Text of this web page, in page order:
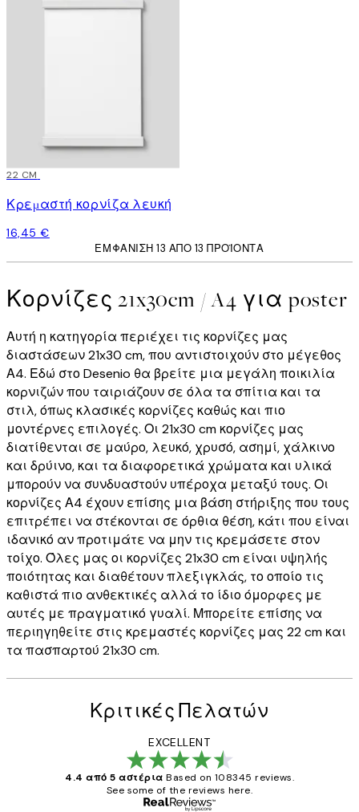
22 CM
Κρεμαστή κορνίζα λευκή
16,45 €
ΕΜΦΆΝΙΣΗ 13 ΑΠΌ 13 ΠΡΟΪΌΝΤΑ
Κορνίζες 21x30cm / A4 για poster
Αυτή η κατηγορία περιέχει τις κορνίζες μας
διαστάσεων 21x30 cm, που αντιστοιχούν στο μέγεθος
Α4. Εδώ στο Desenio θα βρείτε μια μεγάλη ποικιλία
κορνιζών που ταιριάζουν σε όλα τα σπίτια και τα
στιλ, όπως κλασικές κορνίζες καθώς και πιο
μοντέρνες επιλογές. Οι 21x30 cm κορνίζες μας
διατίθενται σε μαύρο, λευκό, χρυσό, ασημί, χάλκινο
και δρύινο, και τα διαφορετικά χρώματα και υλικά
μπορούν να συνδυαστούν υπέροχα μεταξύ τους. Οι
κορνίζες Α4 έχουν επίσης μια βάση στήριξης που τους
επιτρέπει να στέκονται σε όρθια θέση, κάτι που είναι
ιδανικό αν προτιμάτε να μην τις κρεμάσετε στον
τοίχο. Όλες μας οι κορνίζες 21x30 cm είναι υψηλής
ποιότητας και διαθέτουν πλεξιγκλάς, το οποίο τις
καθιστά πιο ανθεκτικές αλλά το ίδιο όμορφες με
αυτές με πραγματικό γυαλί. Μπορείτε επίσης να
περιηγηθείτε στις κρεμαστές κορνίζες μας 22 cm και
τα πασπαρτού 21x30 cm.
Κριτικές Πελατών
EXCELLENT
4.4 από 5 αστέρια Based on 108345 reviews.
See some of the reviews here.